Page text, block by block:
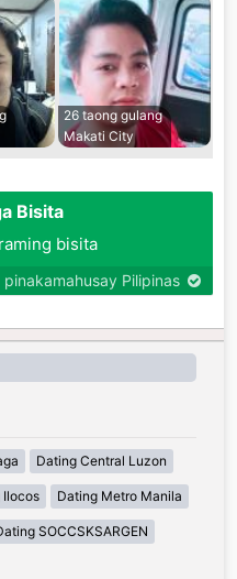
26 taong gulang
Makati City
Bisita
bisita
pinakamahusay Pilipinas
Dating Central Luzon
Ilocos Dating Metro Manila
SOCCSKSARGEN